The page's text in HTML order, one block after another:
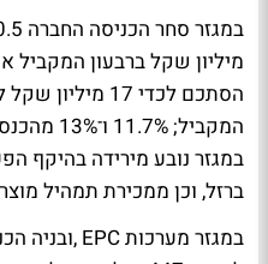
מיליון שקל ברבעון המקביל
המקביל;
במגזר נובע מירידה בהיקף
ברזל, וכן ממכירת תמהיל
במגזר מערכות, EPC